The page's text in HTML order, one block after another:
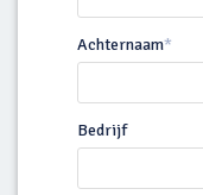
Achternaam*
Bedrijf